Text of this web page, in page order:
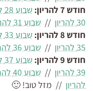
חודש 7 להריון:
שבוע 28 להריון
30 להריון
// שבוע 31 להריון
חודש 8 להריון:
שבוע 33 להריון
35 להריון
// שבוע 36 להריון
חודש 9 להריון:
שבוע 37 להריון
39 להריון
// שבוע 40 להריון
להריון // מזל טוב! 🙂